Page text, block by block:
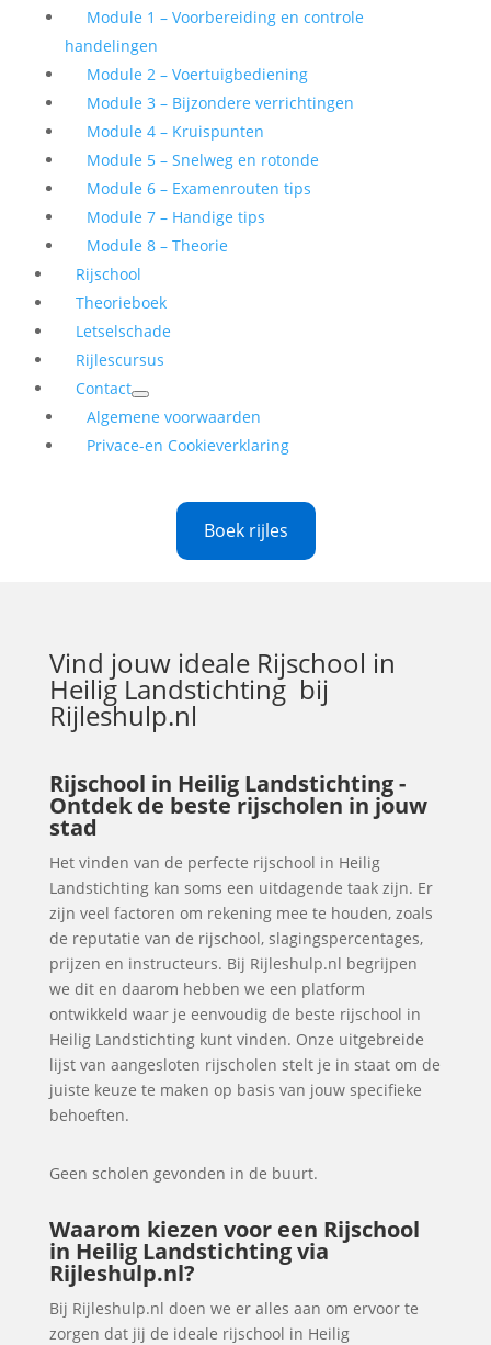
Module 1 – Voorbereiding en controle
handelingen
Module 2 – Voertuigbediening
Module 3 – Bijzondere verrichtingen
Module 4 – Kruispunten
Module 5 – Snelweg en rotonde
Module 6 – Examenrouten tips
Module 7 – Handige tips
Module 8 – Theorie
Rijschool
Theorieboek
Letselschade
Rijlescursus
Contact
Algemene voorwaarden
Privace-en Cookieverklaring
Boek rijles
Vind jouw ideale Rijschool in
Heilig Landstichting bij
Rijleshulp.nl
Rijschool in Heilig Landstichting -
Ontdek de beste rijscholen in jouw
stad
Het vinden van de perfecte rijschool in Heilig
Landstichting kan soms een uitdagende taak zijn. Er
zijn veel factoren om rekening mee te houden, zoals
de reputatie van de rijschool, slagingspercentages,
prijzen en instructeurs. Bij Rijleshulp.nl begrijpen
we dit en daarom hebben we een platform
ontwikkeld waar je eenvoudig de beste rijschool in
Heilig Landstichting kunt vinden. Onze uitgebreide
lijst van aangesloten rijscholen stelt je in staat om de
juiste keuze te maken op basis van jouw specifieke
behoeften.
Geen scholen gevonden in de buurt.
Waarom kiezen voor een Rijschool
in Heilig Landstichting via
Rijleshulp.nl?
Bij Rijleshulp.nl doen we er alles aan om ervoor te
zorgen dat jij de ideale rijschool in Heilig